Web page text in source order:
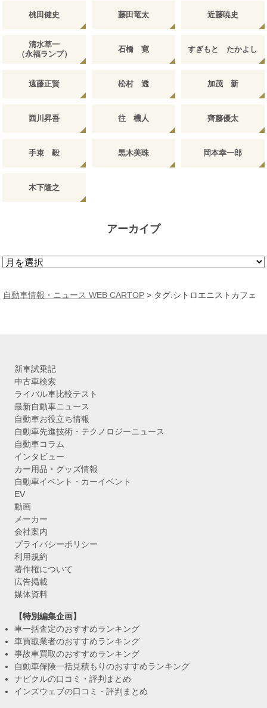
桃田健史 藤田竜太 近藤暁史
清水草一
（永福ランプ）
石橋 寛 すぎもと たかよし
遠藤正賢 松村 透 加茂 新
西川昇吾 往 機人 齊藤優太
手束 毅 黒木美珠 岡本幸一郎
木下隆之
アーカイブ
ア
カ
自動車情報・ニュース WEB CARTOP > タグ:シトロエニストカフェ
新車試乗記
中古車検索
ライバル車比較テスト
最新自動車ニュース
自動車お役立ち情報
自動車先進技術・テクノロジーニュース
自動車コラム
インタビュー
カー用品・グッズ情報
自動車イベント・カーイベント
EV
動画
メーカー
会社案内
プライバシーポリシー
利用規約
著作権について
広告掲載
媒体資料
【特別編集企画】
車一括査定のおすすめランキング
車買取業者のおすすめランキング
事故車買取のおすすめランキング
自動車保険一括見積もりのおすすめランキング
ナビクルの口コミ・評判まとめ
インズウェブの口コミ・評判まとめ